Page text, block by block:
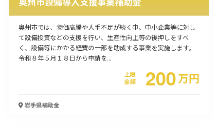
奥州市では、物価高騰や人手不足が続く中、中小企業等に対し
て設備投資などの支援を行い、生産性向上等の後押しをすべ
く、設備等にかかる経費の一部を助成する事業を実施します。
令和８年５月１８日から申請を...
上限
金額
200万円
岩手県補助金